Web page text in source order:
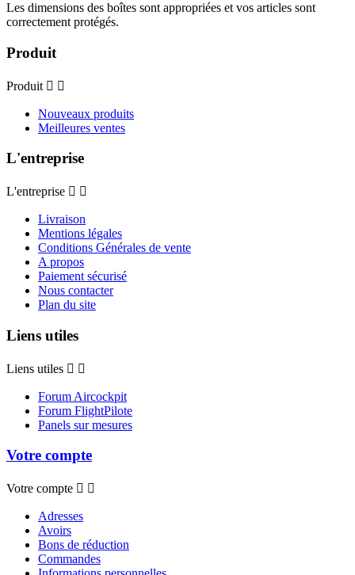
Les dimensions des boîtes sont appropriées et vos articles sont
correctement protégés.
Produit
Produit  
Nouveaux produits
Meilleures ventes
L'entreprise
L'entreprise  
Livraison
Mentions légales
Conditions Générales de vente
A propos
Paiement sécurisé
Nous contacter
Plan du site
Liens utiles
Liens utiles  
Forum Aircockpit
Forum FlightPilote
Panels sur mesures
Votre compte
Votre compte  
Adresses
Avoirs
Bons de réduction
Commandes